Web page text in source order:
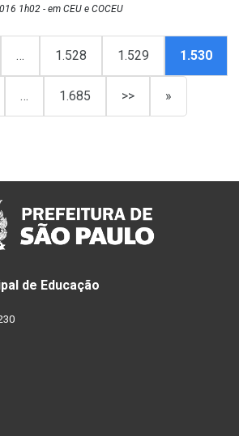
1h02 - em CEU e COCEU
… 1.528 1.529 1.530
… 1.685 >> »
de Educação